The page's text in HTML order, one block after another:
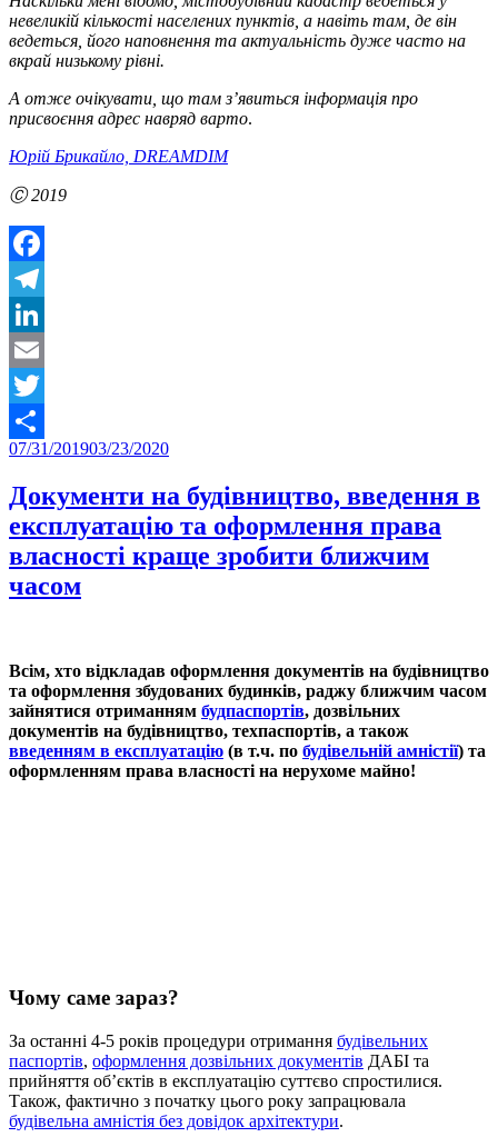
невеликій кількості населених пунктів, а навіть там, де він
ведеться, його наповнення та актуальність дуже часто на
вкрай низькому рівні.
А отже очікувати, що там з’явиться інформація про
присвоєння адрес навряд варто.
Юрій Брикайло, DREAMDIM
Ⓒ 2019
Facebook
Telegram
LinkedIn
Email
Twitter
Share
Posted
07/31/201903/23/2020
Документи на будівництво, введення в
експлуатацію та оформлення права
власності краще зробити ближчим
часом
Всім, хто відкладав оформлення документів на будівництво
та оформлення збудованих будинків, раджу ближчим часом
зайнятися отриманням будпаспортів, дозвільних
документів на будівництво, техпаспортів, а також
введенням в експлуатацію (в т.ч. по будівельній амністії) та
оформленням права власності на нерухоме майно!
Чому саме зараз?
За останні 4-5 років процедури отримання будівельних
паспортів, оформлення дозвільних документів ДАБІ та
прийняття об’єктів в експлуатацію суттєво спростилися.
Також, фактично з початку цього року запрацювала
будівельна амністія без довідок архітектури.